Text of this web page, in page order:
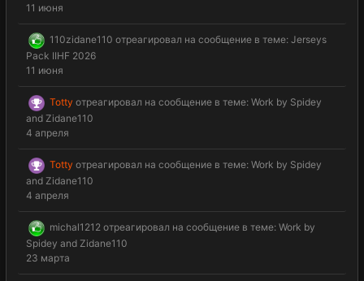
11 июня
110zidane110 отреагировал на сообщение в теме: Jerseys
Pack IIHF 2026
11 июня
Totty отреагировал на сообщение в теме: Work by Spidey
and Zidane110
4 апреля
Totty отреагировал на сообщение в теме: Work by Spidey
and Zidane110
4 апреля
michal1212 отреагировал на сообщение в теме: Work by
Spidey and Zidane110
23 марта